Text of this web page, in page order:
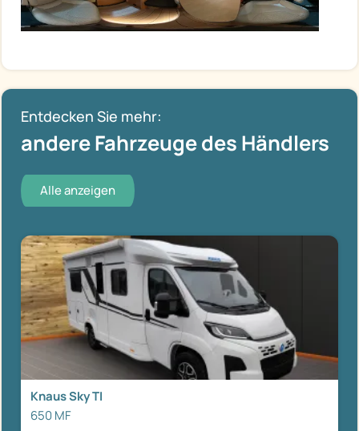
Entdecken Sie mehr:
andere Fahrzeuge des Händlers
Alle anzeigen
Knaus Sky TI
650 MF